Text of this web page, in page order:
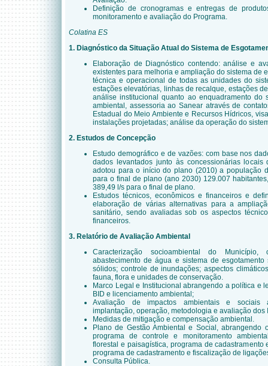
Definição de cronogramas e entregas de
monitoramento e avaliação do Programa.
Colatina ES
1. Diagnóstico da Situação Atual do Sistema de
Elaboração de Diagnóstico contendo: análise e
existentes para melhoria e ampliação do sistema de
técnica e operacional de todas as unidades do
estações elevatórias, linhas de recalque, estações
análise institucional quanto ao enquadramento do
ambiental, assessoria ao Sanear através de
Estadual do Meio Ambiente e Recursos Hídricos,
instalações projetadas; análise da operação do
2. Estudos de Concepção
Estudo demográfico e de vazões: com base nos
dados levantados junto às concessionárias
adotou para o início do plano (2010) a população
para o final de plano (ano 2030) 129.007
389,49 l/s para o final de plano.
Estudos técnicos, econômicos e financeiros e
elaboração de várias alternativas para a
sanitário, sendo avaliadas sob os aspectos
financeiros.
3. Relatório de Avaliação Ambiental
Caracterização socioambiental do Município,
abastecimento de água e sistema de
sólidos; controle de inundações; aspectos
fauna, flora e unidades de conservação.
Marco Legal e Institucional abrangendo a política e
BID e licenciamento ambiental;
Avaliação de impactos ambientais e sociais
implantação, operação, metodologia e avaliação dos
Medidas de mitigação e compensação ambiental.
Plano de Gestão Ambiental e Social, abrangendo
programa de controle e monitoramento
florestal e paisagística, programa de
programa de cadastramento e fiscalização de
Consulta Pública.